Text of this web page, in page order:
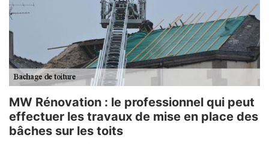
MW Rénovation : le professionnel qui peut
effectuer les travaux de mise en place des
bâches sur les toits